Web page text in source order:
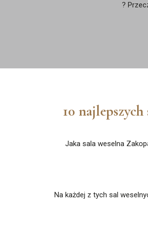
?
10
Jaka sala weselna
Na każdej z tych sal